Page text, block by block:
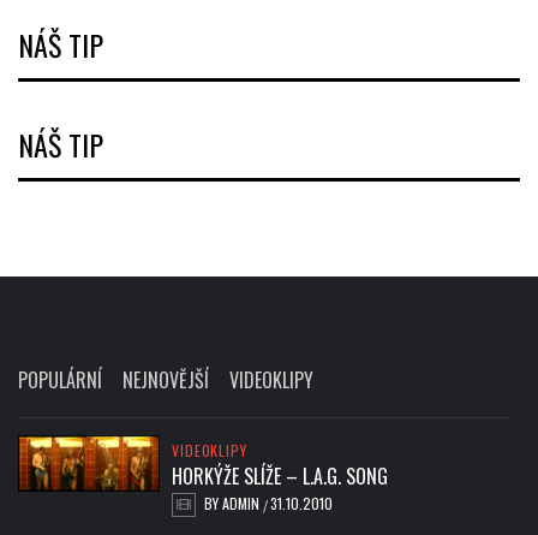
NÁŠ TIP
NÁŠ TIP
POPULÁRNÍ NEJNOVĚJŠÍ VIDEOKLIPY
VIDEOKLIPY
HORKÝŽE SLÍŽE – L.A.G. SONG
BYADMIN /31.10.2010